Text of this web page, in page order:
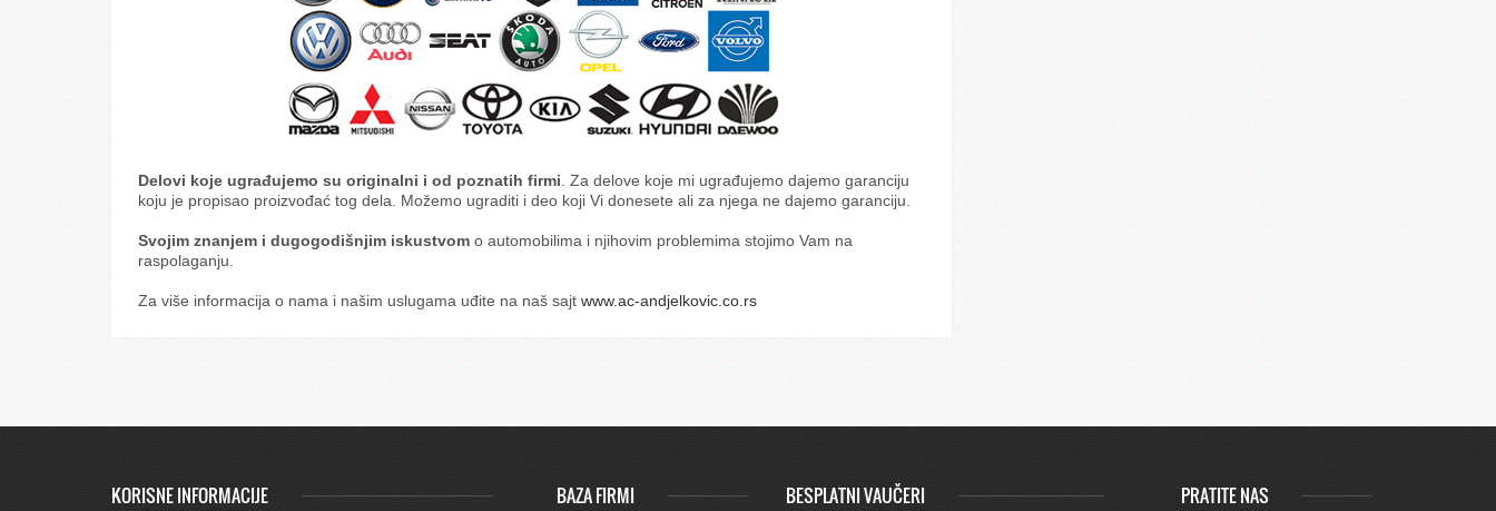
Delovi koje ugrađujemo su originalni i od poznatih firmi . Za delove koje mi ugrađujemo dajemo garanciju
koju je propisao proizvođać tog dela. Možemo ugraditi i deo koji Vi donesete ali za njega ne dajemo garanciju.
Svojim znanjem i dugogodišnjim iskustvom o automobilima i njihovim problemima stojimo Vam na
raspolaganju.
Za više informacija o nama i našim uslugama uđite na naš sajt www.ac-andjelkovic.co.rs
KORISNE INFORMACIJE BAZA FIRMI BESPLATNI VAUČERI PRATITE NAS